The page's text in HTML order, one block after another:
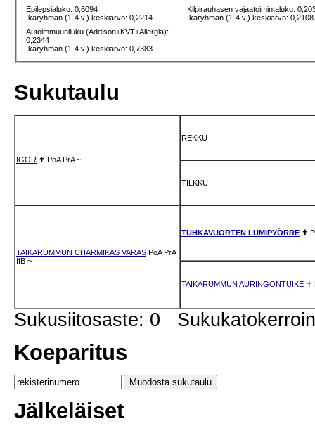
Epilepsialuku: 0,6094
Ikäryhmän (1-4 v.) keskiarvo: 0,2214
Kilpirauhasen vajaatoimintaluku:
Ikäryhmän (1-4 v.) keskiarvo: 0,2108
Autoimmuuniluku (Addison+KVT+Allergia):
0,2344
Ikäryhmän (1-4 v.) keskiarvo: 0,7383
Sukutaulu
IGOR ✝ PoA PrA ~
REKKU
TILKKU
TAIKARUMMUN CHARMIKAS VARAS PoA PrA
IfB ~
TUHKAVUORTEN LUMIPYÖRRE ✝
TAIKARUMMUN AURINGONTUIKE ✝
Sukusiitosaste: 0
Koeparitus
Jälkeläiset